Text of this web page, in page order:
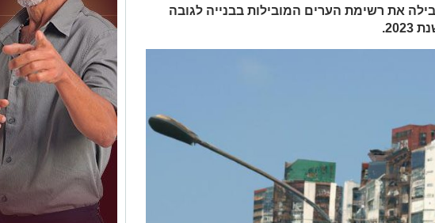
את רשימת הערים המובילות בבנייה לגובה